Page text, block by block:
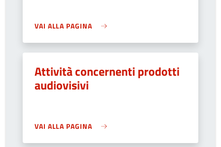
VAI ALLA PAGINA
Attività concernenti prodotti
audiovisivi
VAI ALLA PAGINA